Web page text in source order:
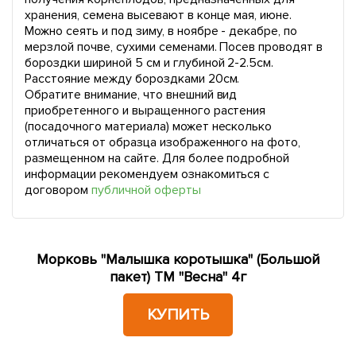
хранения, семена высевают в конце мая, июне.
Можно сеять и под зиму, в ноябре - декабре, по
мерзлой почве, сухими семенами. Посев проводят в
бороздки шириной 5 см и глубиной 2-2.5см.
Расстояние между бороздками 20см.
Обратите внимание, что внешний вид
приобретенного и выращенного растения
(посадочного материала) может несколько
отличаться от образца изображенного на фото,
размещенном на сайте. Для более подробной
информации рекомендуем ознакомиться с
договором публичной оферты
Морковь "Малышка коротышка" (Большой
пакет) ТМ "Весна" 4г
КУПИТЬ